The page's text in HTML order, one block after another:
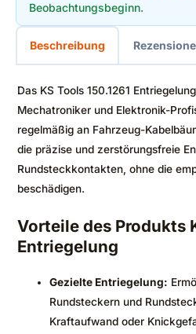
Beobachtungsbeginn.
Beschreibung
Das KS Tools 150.1261
Mechatroniker und Elektronik-
regelmäßig an Fahrzeug-
die präzise und zerstörungsfreie
Rundsteckkontakten, ohne die
beschädigen.
Vorteile des Produkts
Entriegelung
Gezielte Entriegelung:
Rundsteckern und
Kraftaufwand oder